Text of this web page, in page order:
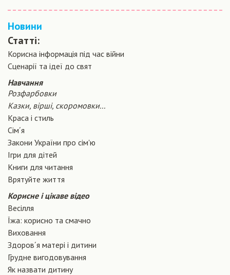
Новини
Статті:
Корисна інформація під час війни
Сценарiї та iдеї до свят
Навчання
Розфарбовки
Казки, вірші, скоромовки...
Краса і стиль
Сiм´я
Закони України про сiм'ю
Ігри для дітей
Книги для читання
Врятуйте життя
Корисне і цікаве відео
Весілля
Їжа: корисно та смачно
Виховання
Здоров´я матері і дитини
Грудне вигодовування
Як назвати дитину